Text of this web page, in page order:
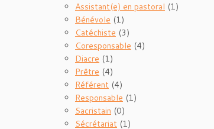
Assistant(e) en pastoral (1)
Bénévole (1)
Catéchiste (3)
Coresponsable (4)
Diacre (1)
Prêtre (4)
Référent (4)
Responsable (1)
Sacristain (0)
Sécrétariat (1)